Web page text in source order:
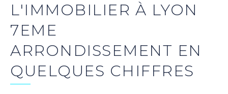
L'IMMOBILIER À LYON
7EME
ARRONDISSEMENT EN
QUELQUES CHIFFRES